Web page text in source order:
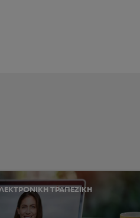
ΤΡΑΠΕΖΙΚΗ